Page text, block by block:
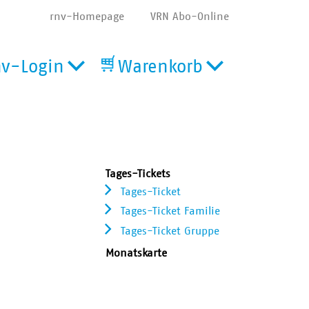
rnv-Homepage VRN Abo-Online
Warenkorb
Login
Tages-Tickets
Tages-Ticket
Tages-Ticket Familie
Tages-Ticket Gruppe
Monatskarte